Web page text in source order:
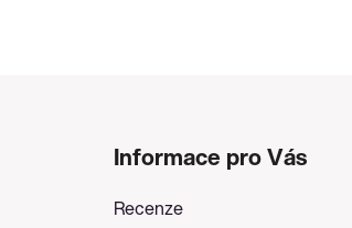
Informace pro Vás
Recenze